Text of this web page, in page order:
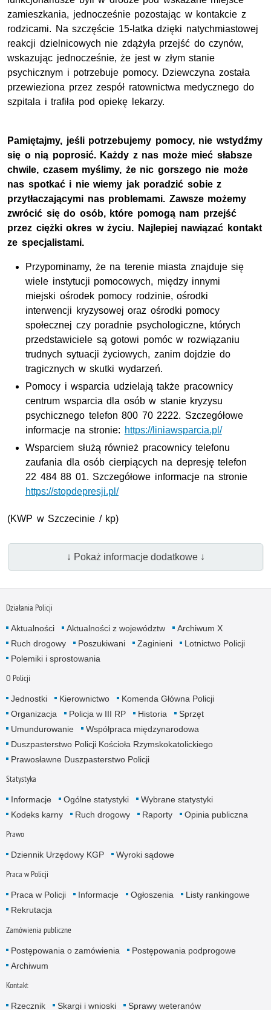
zamieszkania, jednocześnie pozostając w kontakcie z
rodzicami. Na szczęście 15-latka dzięki natychmiastowej
reakcji dzielnicowych nie zdążyła przejść do czynów,
wskazując jednocześnie, że jest w złym stanie
psychicznym i potrzebuje pomocy. Dziewczyna została
przewieziona przez zespół ratownictwa medycznego do
szpitala i trafiła pod opiekę lekarzy.
Pamiętajmy, jeśli potrzebujemy pomocy, nie wstydźmy
się o nią poprosić. Każdy z nas może mieć słabsze
chwile, czasem myślimy, że nic gorszego nie może
nas spotkać i nie wiemy jak poradzić sobie z
przytłaczającymi nas problemami. Zawsze możemy
zwrócić się do osób, które pomogą nam przejść
przez ciężki okres w życiu. Najlepiej nawiązać kontakt
ze specjalistami.
Przypominamy, że na terenie miasta znajduje się
wiele instytucji pomocowych, między innymi
miejski ośrodek pomocy rodzinie, ośrodki
interwencji kryzysowej oraz ośrodki pomocy
społecznej czy poradnie psychologiczne, których
przedstawiciele są gotowi pomóc w rozwiązaniu
trudnych sytuacji życiowych, zanim dojdzie do
tragicznych w skutki wydarzeń.
Pomocy i wsparcia udzielają także pracownicy
centrum wsparcia dla osób w stanie kryzysu
psychicznego telefon 800 70 2222. Szczegółowe
informacje na stronie: https://liniawsparcia.pl/
Wsparciem służą również pracownicy telefonu
zaufania dla osób cierpiących na depresję telefon
22 484 88 01. Szczegółowe informacje na stronie
https://stopdepresji.pl/
(KWP w Szczecinie / kp)
↓ Pokaż informacje dodatkowe ↓
Działania Policji
Aktualności Aktualności z województw
Archiwum X
Ruch drogowy
Poszukiwani Zaginieni
Lotnictwo Policji
Polemiki i sprostowania
O Policji
Jednostki Kierownictwo
Komenda Główna Policji
Organizacja
Policja w III RP Historia
Sprzęt
Umundurowanie
Współpraca międzynarodowa
Duszpasterstwo Policji Kościoła Rzymskokatolickiego
Prawosławne Duszpasterstwo Policji
Statystyka
Informacje Ogólne statystyki
Wybrane statystyki
Kodeks karny
Ruch drogowy Raporty Opinia publiczna
Prawo
Dziennik Urzędowy KGP Wyroki sądowe
Praca w Policji
Praca w Policji Informacje Ogłoszenia
Listy rankingowe
Rekrutacja
Zamówienia publiczne
Postępowania o zamówienia
Postępowania podprogowe
Archiwum
Kontakt
Rzecznik Skargi i wnioski Sprawy weteranów